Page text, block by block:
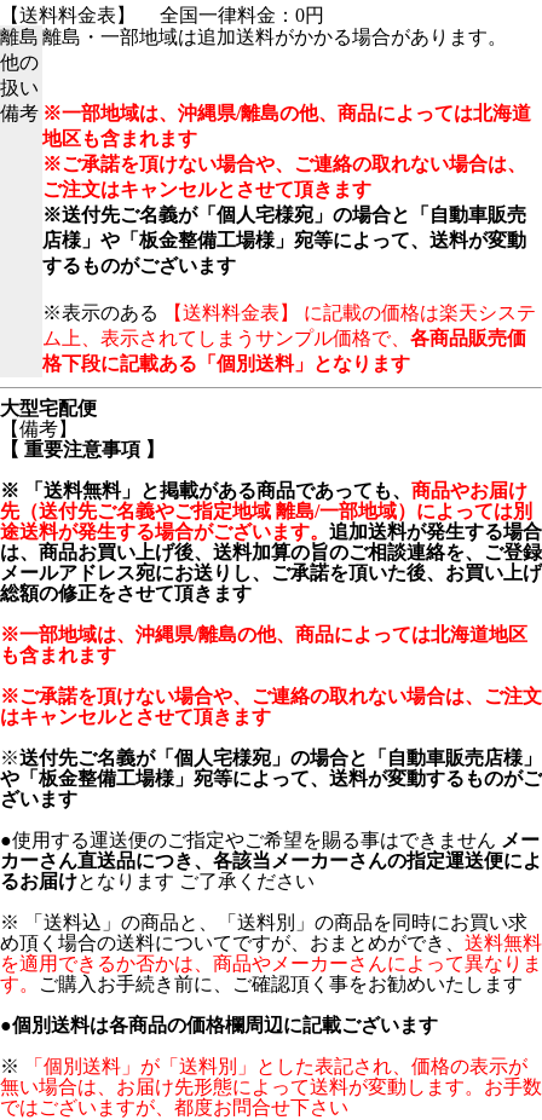
【送料料金表】
全国一律料金：0円
離島
他の
扱い
離島・一部地域は追加送料がかかる場合があります。
備考 ※一部地域は、沖縄県/離島の他、商品によっては北海道
地区も含まれます
※ご承諾を頂けない場合や、ご連絡の取れない場合は、
ご注文はキャンセルとさせて頂きます
※送付先ご名義が「個人宅様宛」の場合と「自動車販売
店様」や「板金整備工場様」宛等によって、送料が変動
するものがございます
※表示のある
【送料料金表】 に記載の価格は楽天システ
ム上、表示されてしまうサンプル価格で、 各商品販売価
格下段に記載ある「個別送料」となります
大型宅配便
【備考】
【 重要注意事項 】
※ 「送料無料」と掲載がある商品であっても、 商品やお届け
先（送付先ご名義やご指定地域 離島/一部地域）によっては別
途送料が発生する場合がございます。 追加送料が発生する場合
は、商品お買い上げ後、送料加算の旨のご相談連絡を、ご登録
メールアドレス宛にお送りし、ご承諾を頂いた後、お買い上げ
総額の修正をさせて頂きます
※一部地域は、沖縄県/離島の他、商品によっては北海道地区
も含まれます
※ご承諾を頂けない場合や、ご連絡の取れない場合は、ご注文
はキャンセルとさせて頂きます
※送付先ご名義が「個人宅様宛」の場合と「自動車販売店様」
や「板金整備工場様」宛等によって、送料が変動するものがご
ざいます
●使用する運送便のご指定やご希望を賜る事はできません メー
カーさん直送品につき、各該当メーカーさんの指定運送便によ
るお届けとなります ご了承ください
※ 「送料込」の商品と、「送料別」の商品を同時にお買い求
め頂く場合の送料についてですが、おまとめができ、 送料無料
を適用できるか否かは、商品やメーカーさんによって異なりま
す。
ご購入お手続き前に、ご確認頂く事をお勧めいたします
●個別送料は各商品の価格欄周辺に記載ございます
※
「個別送料」が「送料別」とした表記され、価格の表示が
無い場合は、お届け先形態によって送料が変動します。お手数
ではございますが、都度お問合せ下さい